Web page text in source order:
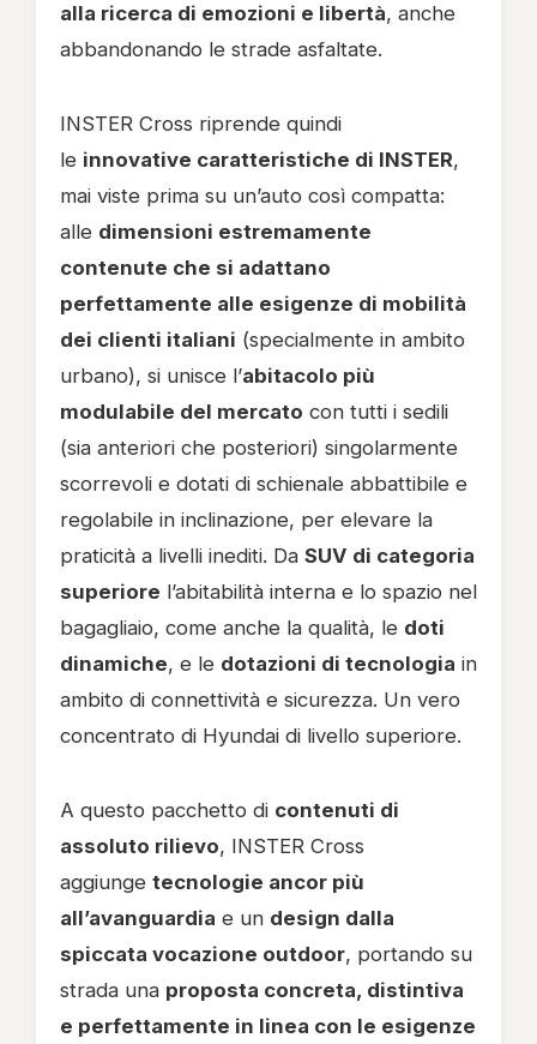
alla ricerca di emozioni e libertà, anche
abbandonando le strade asfaltate.
INSTER Cross riprende quindi
le innovative caratteristiche di INSTER,
mai viste prima su un’auto così compatta:
alle dimensioni estremamente
contenute che si adattano
perfettamente alle esigenze di mobilità
dei clienti italiani (specialmente in ambito
urbano), si unisce l’abitacolo più
modulabile del mercato con tutti i sedili
(sia anteriori che posteriori) singolarmente
scorrevoli e dotati di schienale abbattibile e
regolabile in inclinazione, per elevare la
praticità a livelli inediti. Da SUV di categoria
superiore l’abitabilità interna e lo spazio nel
bagagliaio, come anche la qualità, le doti
dinamiche, e le dotazioni di tecnologia in
ambito di connettività e sicurezza. Un vero
concentrato di Hyundai di livello superiore.
A questo pacchetto di contenuti di
assoluto rilievo, INSTER Cross
aggiunge tecnologie ancor più
all’avanguardia e un design dalla
spiccata vocazione outdoor, portando su
strada una proposta concreta, distintiva
e perfettamente in linea con le esigenze